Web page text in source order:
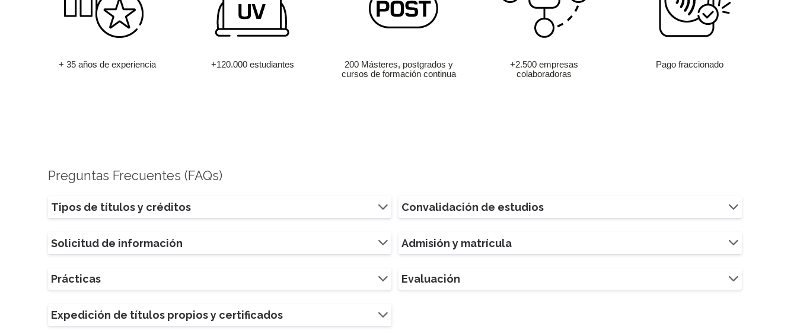
+ 35 años de experiencia +120.000 estudiantes
200 Másteres, postgrados y
cursos de formación continua
+2.500 empresas
colaboradoras
Pago fraccionado
Preguntas Frecuentes (FAQs)
Tipos de títulos y créditos Convalidación de estudios
Solicitud de información Admisión y matrícula
Prácticas Evaluación
Expedición de títulos propios y certificados